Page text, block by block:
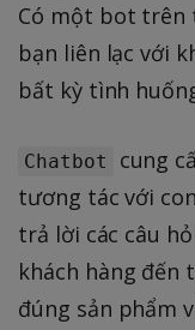
Có một bot trên
bạn liên lạc với
bất kỳ tình
Chatbot
cung
tương tác với
trả lời các câu
khách hàng đến
đúng sản phẩm